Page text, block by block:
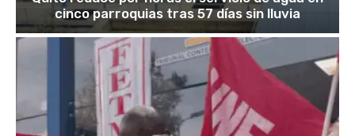
cinco parroquias tras 57 días sin lluvia